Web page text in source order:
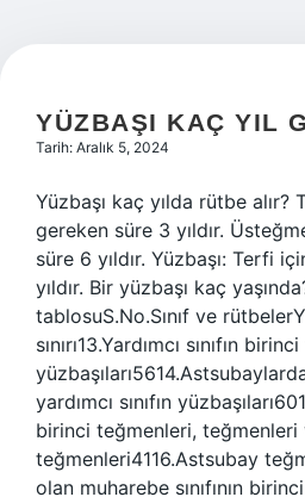
YÜZBAŞI KAÇ YIL
Tarih: Aralık 5, 2024
Yüzbaşı kaç yılda rütbe alır?
gereken süre 3 yıldır.
süre 6 yıldır. Yüzbaşı: Terfi
yıldır. Bir yüzbaşı kaç
tablosuS.No.Sınıf ve
sınırı13.Yardımcı sınıfın
yardımcı sınıfın
birinci teğmenleri, teğmenleri
teğmenleri4116.Astsubay
olan muharebe sınıfının